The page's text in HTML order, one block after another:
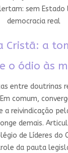
sem Estado
democracia real
Cristã: a
o ódio às
entre doutrinas
Em comum,
a reivindicação
demais.
de Líderes do
da pauta